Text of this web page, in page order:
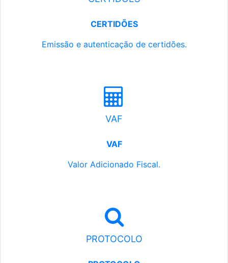
CERTIDÕES
Emissão e autenticação de certidões.
VAF
VAF
Valor Adicionado Fiscal.
PROTOCOLO